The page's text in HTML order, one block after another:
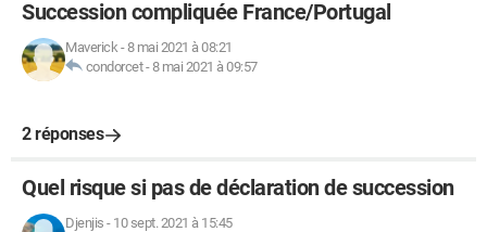
Succession compliquée France/Portugal
Maverick-8 mai 2021 à 08:21
condorcet-8 mai 2021 à 09:57
2 réponses
Quel risque si pas de déclaration de succession
Djenjis - 10 sept. 2021 à 15:45